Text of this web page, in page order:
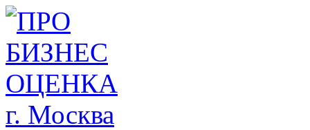
г. Москва